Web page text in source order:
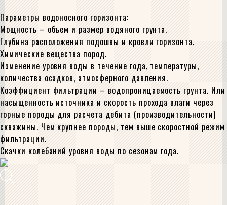
Параметры водоносного горизонта:
Мощность – объем и размер водяного грунта.
Глубина расположения подошвы и кровли горизонта.
Химические вещества пород.
Изменение уровня воды в течение года, температуры,
количества осадков, атмосферного давления.
Коэффициент фильтрации – водопроницаемость грунта. Или
насыщенность источника и скорость прохода влаги через
горные породы для расчета дебита (производительности)
скважины. Чем крупнее породы, тем выше скоростной режим
фильтрации.
Скачки колебаний уровня воды по сезонам года.